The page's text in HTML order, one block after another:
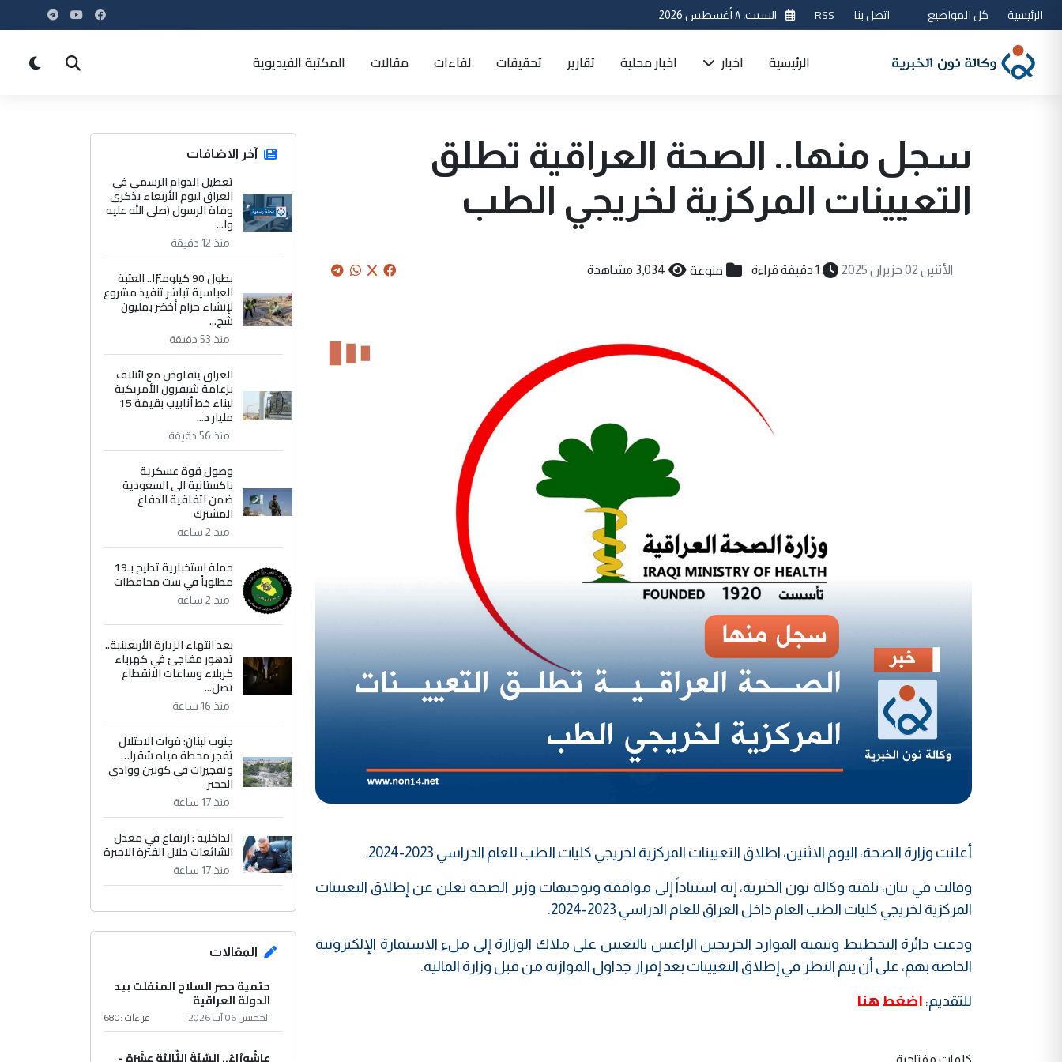
الرئيسية كل المواضيع اتصل بنا RSS السبت، ٨ أغسطس 2026
الرئيسية اخبار اخبار محلية تقارير تحقيقات لقاءات مقالات المكتبة الفيديوية
سجل منها.. الصحة العراقية تطلق
التعيينات المركزية لخريجي الطب
الأثنين 02 حزيران 2025 1 دقيقة قراءة منوعة 3,034 مشاهدة
أعلنت وزارة الصحة، اليوم الاثنين، اطلاق التعيينات المركزية لخريجي كليات الطب للعام الدراسي 2023-2024.
وقالت في بيان، تلقته وكالة نون الخبرية، إنه استناداً إلى موافقة وتوجيهات وزير الصحة تعلن عن إطلاق التعيينات
المركزية لخريجي كليات الطب العام داخل العراق للعام الدراسي 2023-2024.
ودعت دائرة التخطيط وتنمية الموارد الخريجين الراغبين بالتعيين على ملاك الوزارة إلى ملء الاستمارة الإلكترونية
الخاصة بهم، على أن يتم النظر في إطلاق التعيينات بعد إقرار جداول الموازنة من قبل وزارة المالية.
للتقديم: اضغط هنا
كلمات مفتاحية
آخر الاضافات
تعطيل الدوام الرسمي في
العراق ليوم الأربعاء بذكرى
وفاة الرسول (صلى الله عليه
وا...
منذ 12 دقيقة
بطول 90 كيلومترًا.. العتبة
العباسية تباشر تنفيذ مشروع
لإنشاء حزام أخضر بمليون
شج...
منذ 53 دقيقة
العراق يتفاوض مع ائتلاف
بزعامة شيفرون الأمريكية
لبناء خط أنابيب بقيمة 15
مليار د...
منذ 56 دقيقة
وصول قوة عسكرية
باكستانية الى السعودية
ضمن اتفاقية الدفاع
المشترك
منذ 2 ساعة
حملة استخبارية تطيح بـ19
مطلوباً في ست محافظات
منذ 2 ساعة
بعد انتهاء الزيارة الأربعينية..
تدهور مفاجئ في كهرباء
كربلاء وساعات الانقطاع
تصل...
منذ 16 ساعة
جنوب لبنان: قوات الاحتلال
تفجر محطة مياه شقرا…
وتفجيرات في كونين ووادي
الحجير
منذ 17 ساعة
الداخلية : ارتفاع في معدل
الشائعات خلال الفترة الاخيرة
منذ 17 ساعة
المقالات
حتمية حصر السلاح المنفلت بيد
الدولة العراقية
الخميس 06 آب 2026 قراءات :680
عاشُورْاءُ.. السّنَةُ الثّالثةَ عشَرَة -